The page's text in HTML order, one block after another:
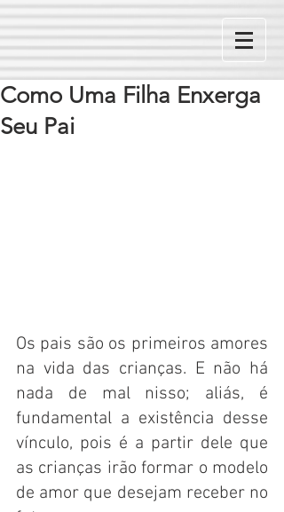
Como Uma Filha Enxerga
Seu Pai
Os pais são os primeiros amores
na vida das crianças. E não há
nada de mal nisso; aliás, é
fundamental a existência desse
vínculo, pois é a partir dele que
as crianças irão formar o modelo
de amor que desejam receber no